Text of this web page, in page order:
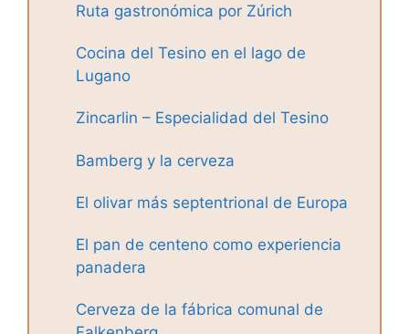
Ruta gastronómica por Zúrich
Cocina del Tesino en el lago de
Lugano
Zincarlin – Especialidad del Tesino
Bamberg y la cerveza
El olivar más septentrional de Europa
El pan de centeno como experiencia
panadera
Cerveza de la fábrica comunal de